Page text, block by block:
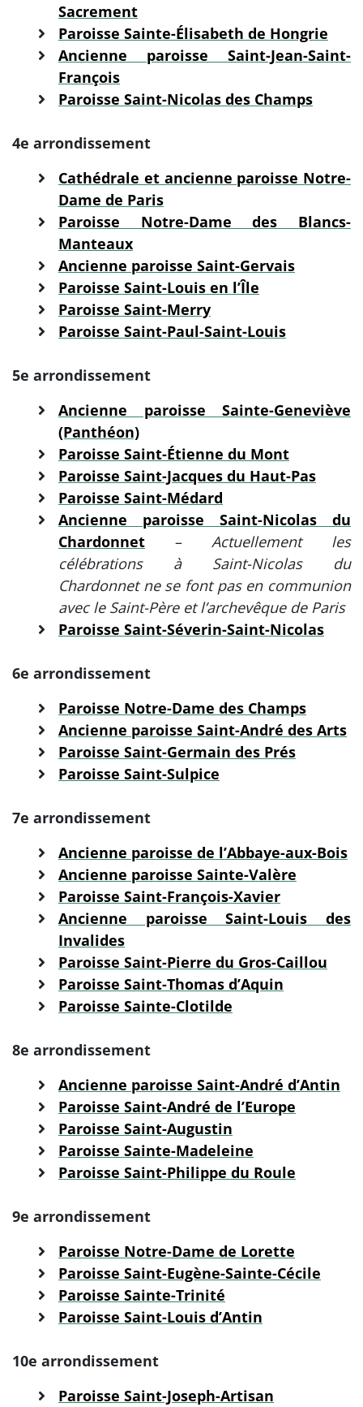
Sacrement
Paroisse Sainte-Élisabeth de Hongrie
Ancienne paroisse Saint-Jean-Saint-
François
Paroisse Saint-Nicolas des Champs
4e arrondissement
Cathédrale et ancienne paroisse Notre-
Dame de Paris
Paroisse Notre-Dame des Blancs-
Manteaux
Ancienne paroisse Saint-Gervais
Paroisse Saint-Louis en l’Île
Paroisse Saint-Merry
Paroisse Saint-Paul-Saint-Louis
5e arrondissement
Ancienne paroisse Sainte-Geneviève
(Panthéon)
Paroisse Saint-Étienne du Mont
Paroisse Saint-Jacques du Haut-Pas
Paroisse Saint-Médard
Ancienne paroisse Saint-Nicolas du
Chardonnet –Actuellement les
célébrations à Saint-Nicolas du
Chardonnet ne se font pas en communion
avec le Saint-Père et l’archevêque de Paris
Paroisse Saint-Séverin-Saint-Nicolas
6e arrondissement
Paroisse Notre-Dame des Champs
Ancienne paroisse Saint-André des Arts
Paroisse Saint-Germain des Prés
Paroisse Saint-Sulpice
7e arrondissement
Ancienne paroisse de l’Abbaye-aux-Bois
Ancienne paroisse Sainte-Valère
Paroisse Saint-François-Xavier
Ancienne paroisse Saint-Louis des
Invalides
Paroisse Saint-Pierre du Gros-Caillou
Paroisse Saint-Thomas d’Aquin
Paroisse Sainte-Clotilde
8e arrondissement
Ancienne paroisse Saint-André d’Antin
Paroisse Saint-André de l’Europe
Paroisse Saint-Augustin
Paroisse Sainte-Madeleine
Paroisse Saint-Philippe du Roule
9e arrondissement
Paroisse Notre-Dame de Lorette
Paroisse Saint-Eugène-Sainte-Cécile
Paroisse Sainte-Trinité
Paroisse Saint-Louis d’Antin
10e arrondissement
Paroisse Saint-Joseph-Artisan